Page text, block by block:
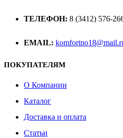
ТЕЛЕФОН: 8 (3412) 576-
EMAIL:
ПОКУПАТЕЛЯМ
О Компании
Каталог
Доставка и оплата
Статьи